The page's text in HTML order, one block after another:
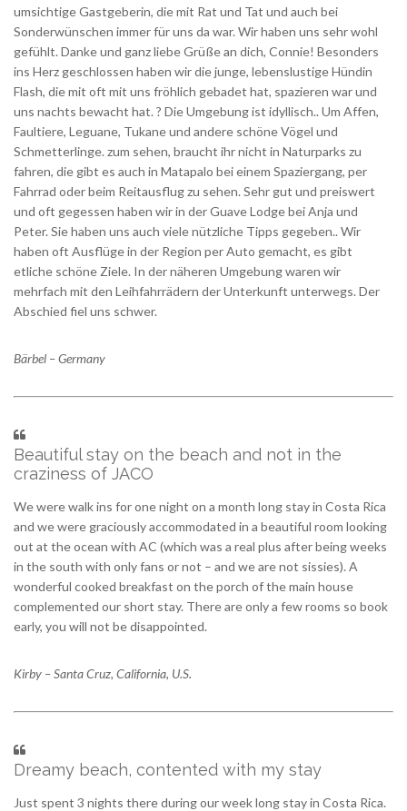
umsichtige Gastgeberin, die mit Rat und Tat und auch bei
Sonderwünschen immer für uns da war. Wir haben uns sehr wohl
gefühlt. Danke und ganz liebe Grüße an dich, Connie! Besonders
ins Herz geschlossen haben wir die junge, lebenslustige Hündin
Flash, die mit oft mit uns fröhlich gebadet hat, spazieren war und
uns nachts bewacht hat. ? Die Umgebung ist idyllisch.. Um Affen,
Faultiere, Leguane, Tukane und andere schöne Vögel und
Schmetterlinge. zum sehen, braucht ihr nicht in Naturparks zu
fahren, die gibt es auch in Matapalo bei einem Spaziergang, per
Fahrrad oder beim Reitausflug zu sehen. Sehr gut und preiswert
und oft gegessen haben wir in der Guave Lodge bei Anja und
Peter. Sie haben uns auch viele nützliche Tipps gegeben.. Wir
haben oft Ausflüge in der Region per Auto gemacht, es gibt
etliche schöne Ziele. In der näheren Umgebung waren wir
mehrfach mit den Leihfahrrädern der Unterkunft unterwegs. Der
Abschied fiel uns schwer.
Bärbel – Germany
Beautiful stay on the beach and not in the
craziness of JACO
We were walk ins for one night on a month long stay in Costa Rica
and we were graciously accommodated in a beautiful room looking
out at the ocean with AC (which was a real plus after being weeks
in the south with only fans or not – and we are not sissies). A
wonderful cooked breakfast on the porch of the main house
complemented our short stay. There are only a few rooms so book
early, you will not be disappointed.
Kirby – Santa Cruz, California, U.S.
Dreamy beach, contented with my stay
Just spent 3 nights there during our week long stay in Costa Rica.